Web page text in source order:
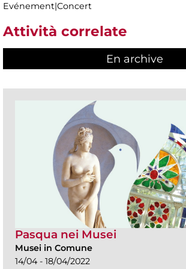
Evénement|Concert
Attività correlate
En archive
Pasqua nei Musei
Musei in Comune
14/04 - 18/04/2022